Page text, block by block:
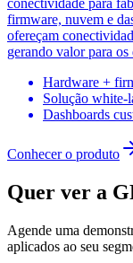
firmware, nuvem e
ofereçam
gerando valor para os
Hardware +
Solução white-
Dashboards
Conhecer o produto
Quer ver a
Agende uma
aplicados ao seu